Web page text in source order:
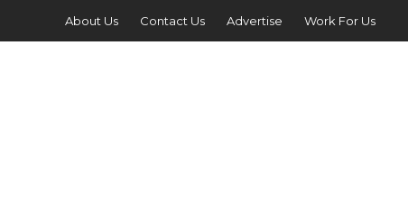
About Us Contact Us Advertise Work For Us